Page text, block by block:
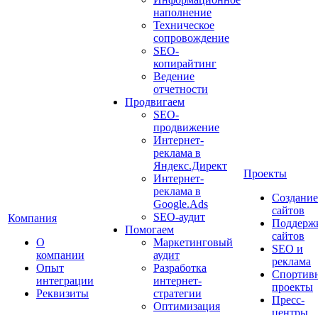
Компания
О
компании
Опыт
интеграции
Реквизиты
наполнение
Техническое
сопровождение
SEO-
копирайтинг
Ведение
отчетности
Продвигаем
SEO-
продвижение
Интернет-
реклама в
Яндекс.Директ
Интернет-
реклама в
Google.Ads
SEO-аудит
Помогаем
Маркетинговый
аудит
Разработка
интернет-
стратегии
Оптимизация
Проекты
Создание
сайтов
сайтов
SEO и
реклама
проекты
Пресс-
центры